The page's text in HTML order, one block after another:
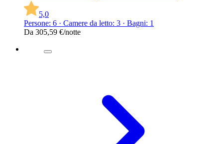
5,0
Persone: 6 · Camere da letto: 3 · Bagni: 1
Da 305,59 €/notte